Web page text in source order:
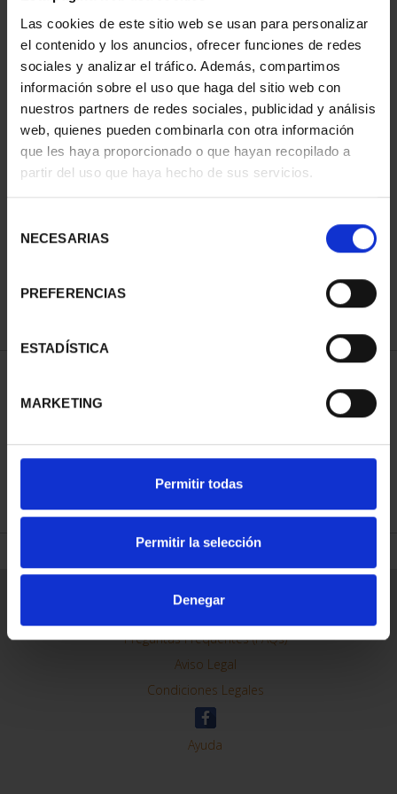
Las cookies de este sitio web se usan para personalizar
el contenido y los anuncios, ofrecer funciones de redes
sociales y analizar el tráfico. Además, compartimos
información sobre el uso que haga del sitio web con
nuestros partners de redes sociales, publicidad y análisis
web, quienes pueden combinarla con otra información
que les haya proporcionado o que hayan recopilado a
partir del uso que haya hecho de sus servicios.
NECESARIAS
PREFERENCIAS
ESTADÍSTICA
MARKETING
Permitir todas
Permitir la selección
Denegar
CIUDADES PATRIMONIO
DE LA HUMANIDAD
1.095,00 €
SUSCRIPCIÓN CIUDADES
PATRIMONIO DE LA
1.095,00 €
Sólo para usuarios
registrados
REFINAR
Información General
Contacto
Preguntas Frequentes (FAQs)
Aviso Legal
Condiciones Legales
Ayuda